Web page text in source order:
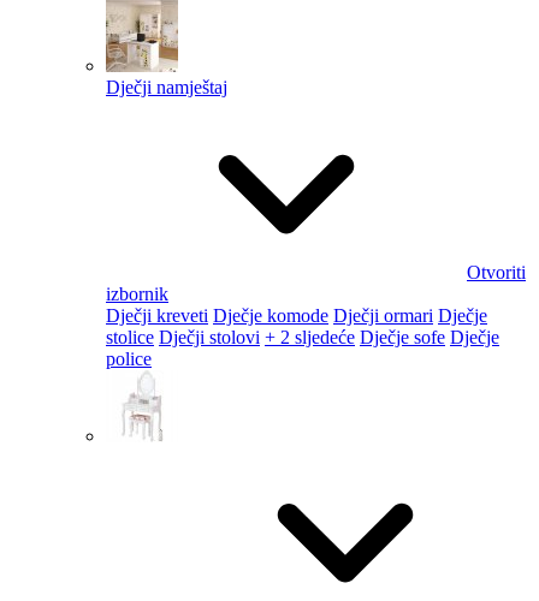
Dječji namještaj
Otvoriti
izbornik
Dječji kreveti Dječje komode Dječji ormari Dječje
stolice Dječji stolovi + 2 sljedeće Dječje sofe Dječje
police